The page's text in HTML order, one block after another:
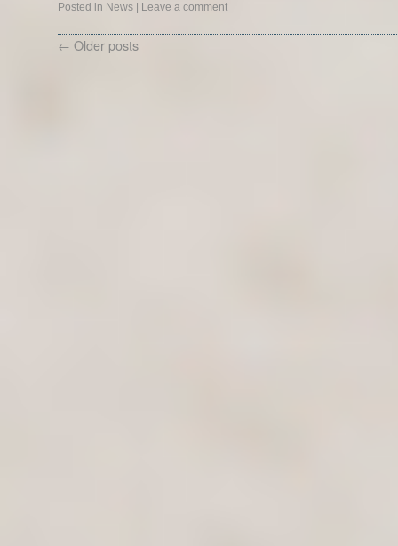
Posted in News Leave a comment
← Older posts